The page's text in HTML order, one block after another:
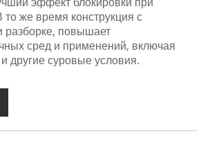
же время конструкция с
разборке, повышает
сред и применений, включая
другие суровые условия.